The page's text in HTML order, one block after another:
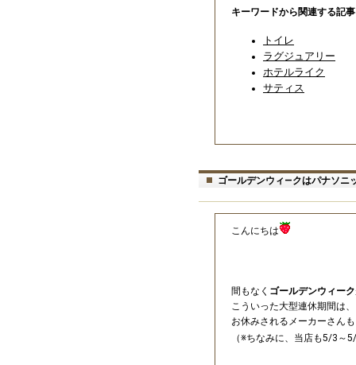
キーワードから関連する記
トイレ
ラグジュアリー
ホテルライク
サティス
ゴールデンウィ―クはパナソニ
こんにちは
間もなく ゴールデンウィーク
こういった大型連休期間は
お休みされるメーカーさん
（※ちなみに、当店も5/3～